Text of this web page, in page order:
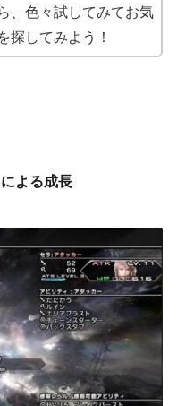
、色々試してみてお気
探してみよう！
よる成長